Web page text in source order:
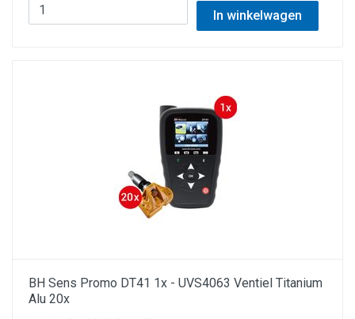
In winkelwagen
BH Sens Promo DT41 1x - UVS4063 Ventiel Titanium
Alu 20x